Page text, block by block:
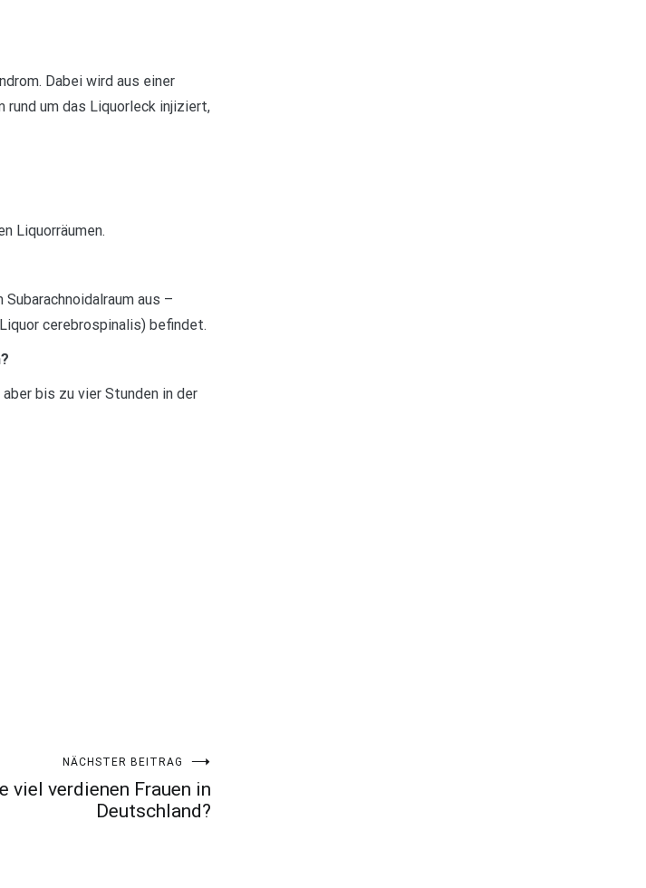
Dabei wird aus einer
rund um das Liquorleck injiziert,
Liquorräumen.
aus –
cerebrospinalis) befindet.
bis zu vier Stunden in der
NÄCHSTER BEITRAG
viel verdienen Frauen in
Deutschland?